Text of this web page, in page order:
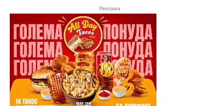
Реклама